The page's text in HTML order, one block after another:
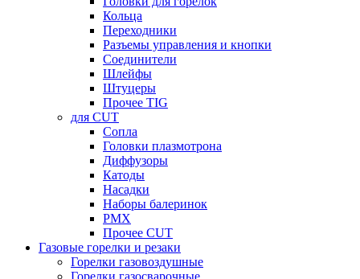
Кольца
Переходники
Разъемы управления и кнопки
Соединители
Шлейфы
Штуцеры
Прочее TIG
для CUT
Сопла
Головки плазмотрона
Диффузоры
Катоды
Насадки
Наборы балеринок
PMX
Прочее CUT
Газовые горелки и резаки
Горелки газовоздушные
Горелки газосварочные